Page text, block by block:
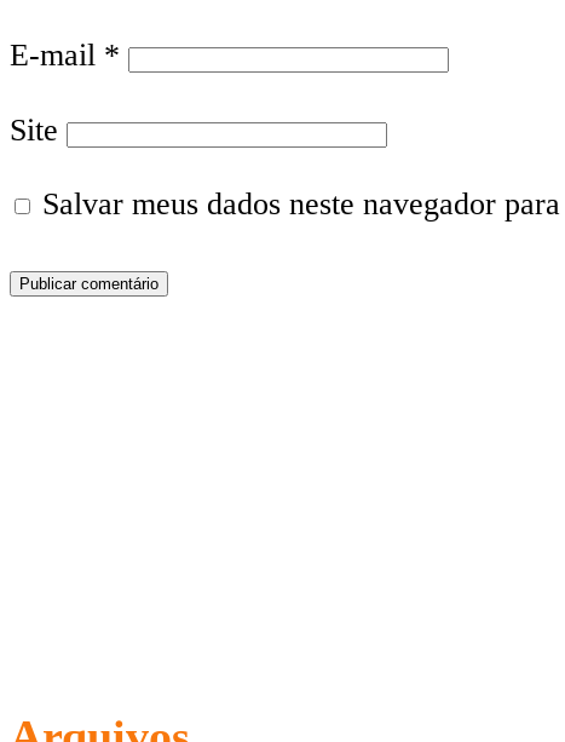
E-mail *
Site
Salvar meus dados neste navegador